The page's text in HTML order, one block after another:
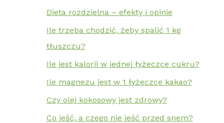
Dieta rozdzielna – efekty i opinie
Ile trzeba chodzić, żeby spalić 1 kg
tłuszczu?
Ile jest kalorii w jednej łyżeczce cukru?
Ile magnezu jest w 1 łyżeczce kakao?
Czy olej kokosowy jest zdrowy?
Co jeść, a czego nie jeść przed snem?